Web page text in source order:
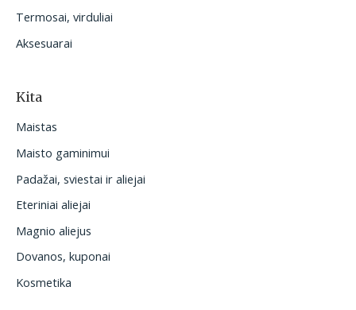
Termosai, virduliai
Aksesuarai
Kita
Maistas
Maisto gaminimui
Padažai, sviestai ir aliejai
Eteriniai aliejai
Magnio aliejus
Dovanos, kuponai
Kosmetika